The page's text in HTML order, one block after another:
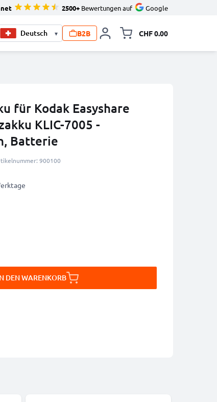
2500+ Bewertungen auf Google
▾ B2B CHF 0.00
für Kodak Easyshare
KLIC-7005 -
Batterie
900100
DEN WARENKORB